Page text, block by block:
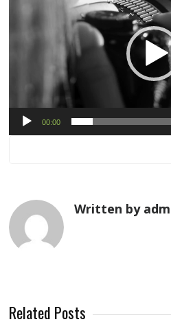
00:00
Written by
Related Posts